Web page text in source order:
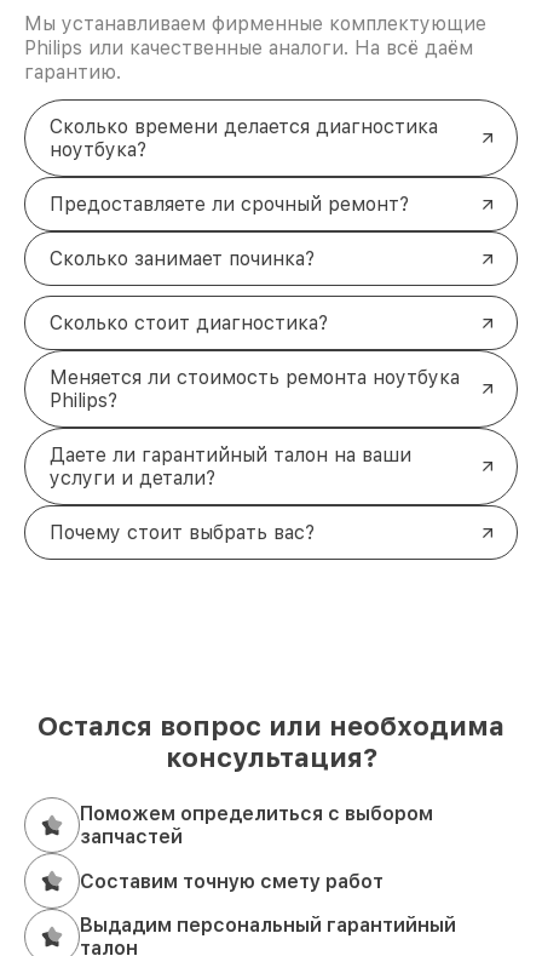
Мы устанавливаем фирменные комплектующие
Philips или качественные аналоги. На всё даём
гарантию.
Сколько времени делается диагностика
ноутбука?
Предоставляете ли срочный ремонт?
Сколько занимает починка?
Сколько стоит диагностика?
Меняется ли стоимость ремонта ноутбука
Philips?
Даете ли гарантийный талон на ваши
услуги и детали?
Почему стоит выбрать вас?
Остался вопрос или необходима
консультация?
Поможем определиться с выбором
запчастей
Составим точную смету работ
Выдадим персональный гарантийный
талон